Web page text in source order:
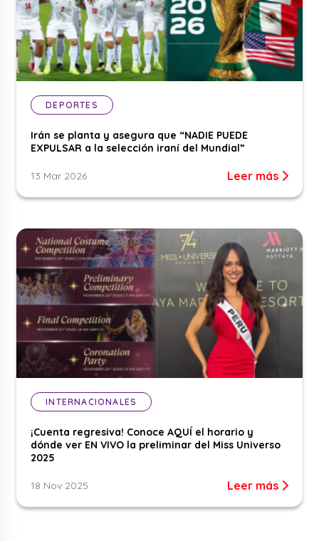
DEPORTES
Irán se planta y asegura que “NADIE PUEDE
EXPULSAR a la selección iraní del Mundial”
13 Mar 2026 Leer más
INTERNACIONALES
¡Cuenta regresiva! Conoce AQUÍ el horario y
dónde ver EN VIVO la preliminar del Miss Universo
2025
18 Nov 2025 Leer más